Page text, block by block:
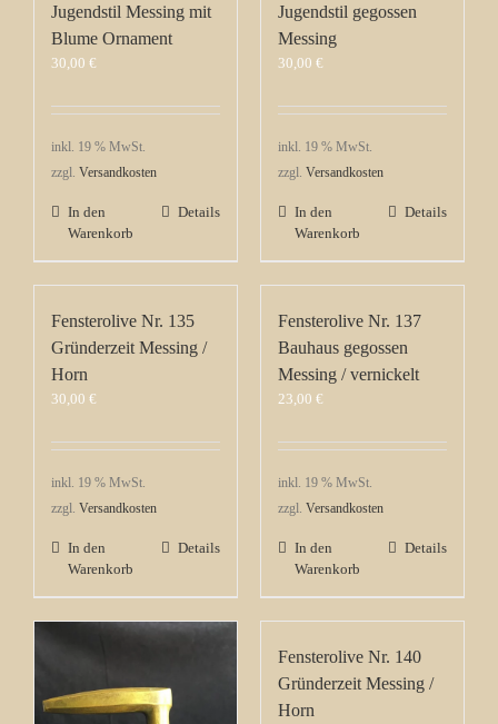
Jugendstil Messing mit
Blume Ornament
30,00 €
inkl. 19 % MwSt.
zzgl. Versandkosten
In den
Warenkorb
Details
Jugendstil gegossen
Messing
30,00 €
inkl. 19 % MwSt.
zzgl. Versandkosten
In den
Warenkorb
Details
Fensterolive Nr. 135
Gründerzeit Messing /
Horn
30,00 €
inkl. 19 % MwSt.
zzgl. Versandkosten
In den
Warenkorb
Details
Fensterolive Nr. 137
Bauhaus gegossen
Messing / vernickelt
23,00 €
inkl. 19 % MwSt.
zzgl. Versandkosten
In den
Warenkorb
Details
Fensterolive Nr. 140
Gründerzeit Messing /
Horn